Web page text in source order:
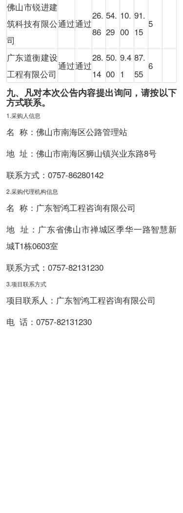
佛山市锐进建
筑科技有限公
司
通过通过
26.
86
54.
29
10.
00
91.
15
5
广东道衡建设
工程有限公司
通过通过
28.
14
50.
00
9.4
1
87.
55
6
九、凡对本次公告内容提出询问，请按以下
方式联系。
1.采购人信息
名 称：佛山市南海区公路管理站
地 址：佛山市南海区狮山镇兴业东路8号
联系方式： 0757-86280142
2.采购代理机构信息
名 称：广东智鸿工程咨询有限公司
地 址：广东省佛山市禅城区季华一路智慧新
城T1栋0603室
联系方式： 0757-82131230
3.项目联系方式
项目联系人：广东智鸿工程咨询有限公司
电 话： 0757-82131230